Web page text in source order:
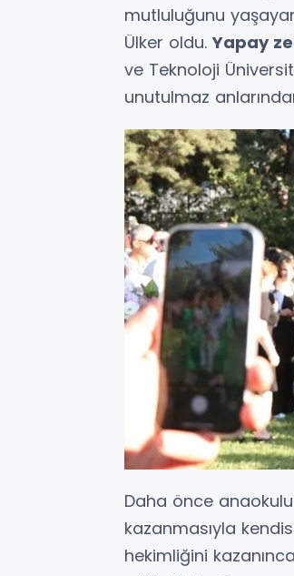
mutluluğunu
Ülker oldu. Yapay
ve Teknoloji
unutulmaz
Daha önce anaokulu
kazanmasıyla
hekimliğini